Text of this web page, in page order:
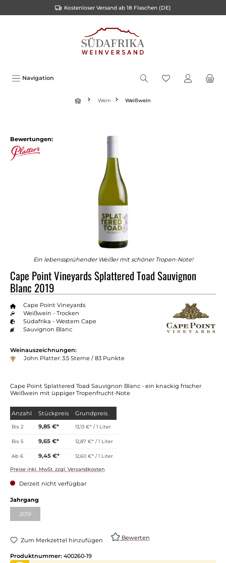
Kostenloser Versand ab 18 Flaschen (DE)
Navigation
Wein Weißwein
Bewertungen:
Ein lebenssprühender Weißer mit schöner Tropen-Note!
Cape Point Vineyards Splattered Toad Sauvignon
Blanc 2019
Cape Point Vineyards
Weißwein - Trocken
Südafrika - Western Cape
Sauvignon Blanc
Weinauszeichnungen:
John Platter: 3.5 Sterne / 83 Punkte
Cape Point Splattered Toad Sauvignon Blanc - ein knackig frischer
Weißwein mit üppiger Tropenfrucht-Note
Anzahl Stückpreis Grundpreis
Bis2 9,85 €* 13,13 €* / 1 Liter
Bis5 9,65 €* 12,87 €* / 1 Liter
Ab6 9,45 €* 12,60 €* / 1 Liter
Preise inkl. MwSt. zzgl. Versandkosten
Derzeit nicht verfügbar
Jahrgang
2019
Zum Merkzettel hinzufügen Bewerten
Produktnummer: 400260-19